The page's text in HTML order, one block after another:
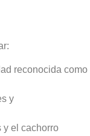
reconocida como
y
y el cachorro